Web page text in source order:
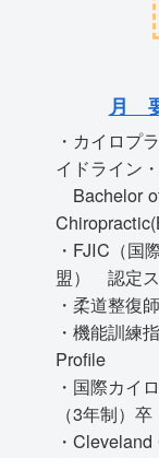
月
・カイロプ
イドライン
Bachelor
・FJIC（国
盟） 認定
・柔道整復
・機能訓練
Profile
・国際カイ
（3年制）卒
・